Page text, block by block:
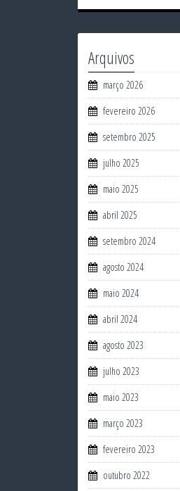
Arquivos
março 2026
fevereiro 2026
setembro 2025
julho 2025
maio 2025
abril 2025
setembro 2024
agosto 2024
maio 2024
abril 2024
agosto 2023
julho 2023
maio 2023
março 2023
fevereiro 2023
outubro 2022